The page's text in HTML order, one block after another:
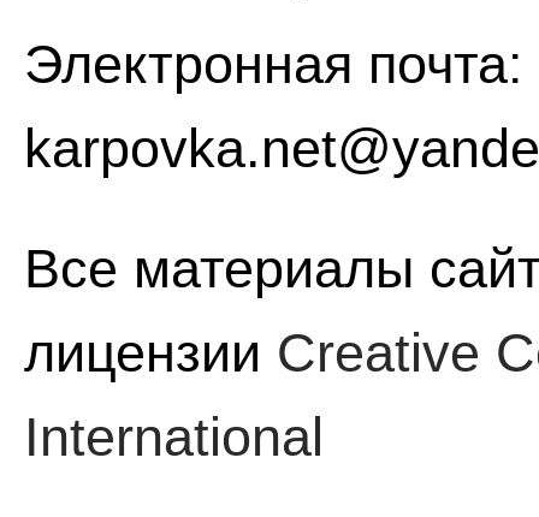
Электронная почта:
Все материалы
лицензии Creative
International